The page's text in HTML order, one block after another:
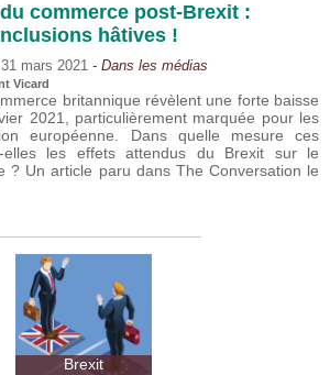
commerce post-Brexit :
hâtives !
31 mars 2021 - Dans les médias
Vicard
britannique révèlent une forte baisse
2021, particulièrement marquée pour les
européenne. Dans quelle mesure ces
elles les effets attendus du Brexit sur le
? Un article paru dans The Conversation le
Brexit